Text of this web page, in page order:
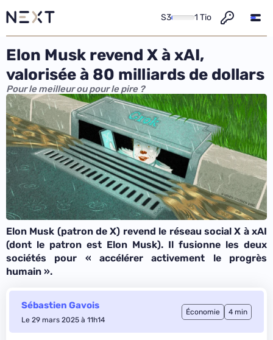
S3 1 Tio
Elon Musk revend X à xAI,
valorisée à 80 milliards de dollars
Pour le meilleur ou pour le pire ?
Elon Musk (patron de X) revend le réseau social X à xAI
(dont le patron est Elon Musk). Il fusionne les deux
sociétés pour « accélérer activement le progrès
humain ».
Sébastien Gavois
Le 29 mars 2025 à 11h14
Économie 4 min